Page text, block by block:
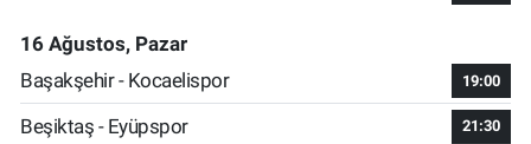
16 Ağustos, Pazar
Başakşehir - Kocaelispor
19:00
Beşiktaş - Eyüpspor 21:30